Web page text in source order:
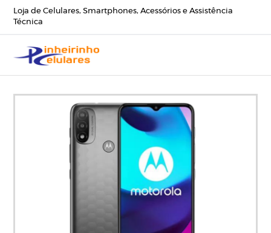
Loja de Celulares, Smartphones, Acessórios e Assistência
Técnica